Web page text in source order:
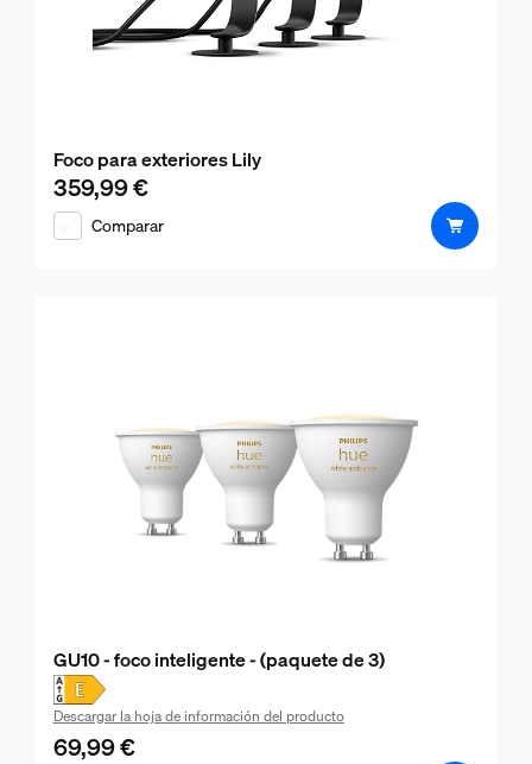
Foco para exteriores Lily
El precio actual es 359,99 €
359,99 €
Comparar
GU10 - foco inteligente - (paquete de 3)
Descargar la hoja de información del producto
El precio actual es 69,99 €
69,99 €